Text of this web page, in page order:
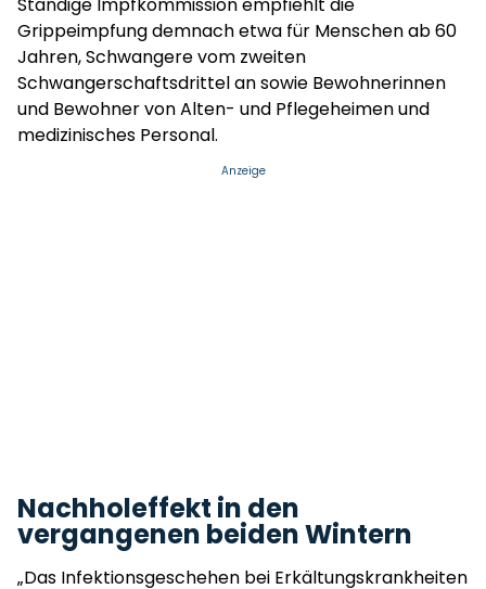
Grippeimpfung demnach etwa für Menschen ab 60
Jahren, Schwangere vom zweiten
Schwangerschaftsdrittel an sowie Bewohnerinnen
und Bewohner von Alten- und Pflegeheimen und
medizinisches Personal.
Anzeige
Nachholeffekt in den
vergangenen beiden Wintern
„Das Infektionsgeschehen bei Erkältungskrankheiten